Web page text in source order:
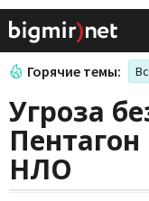
Горячие темы:
Угроза
НЛО